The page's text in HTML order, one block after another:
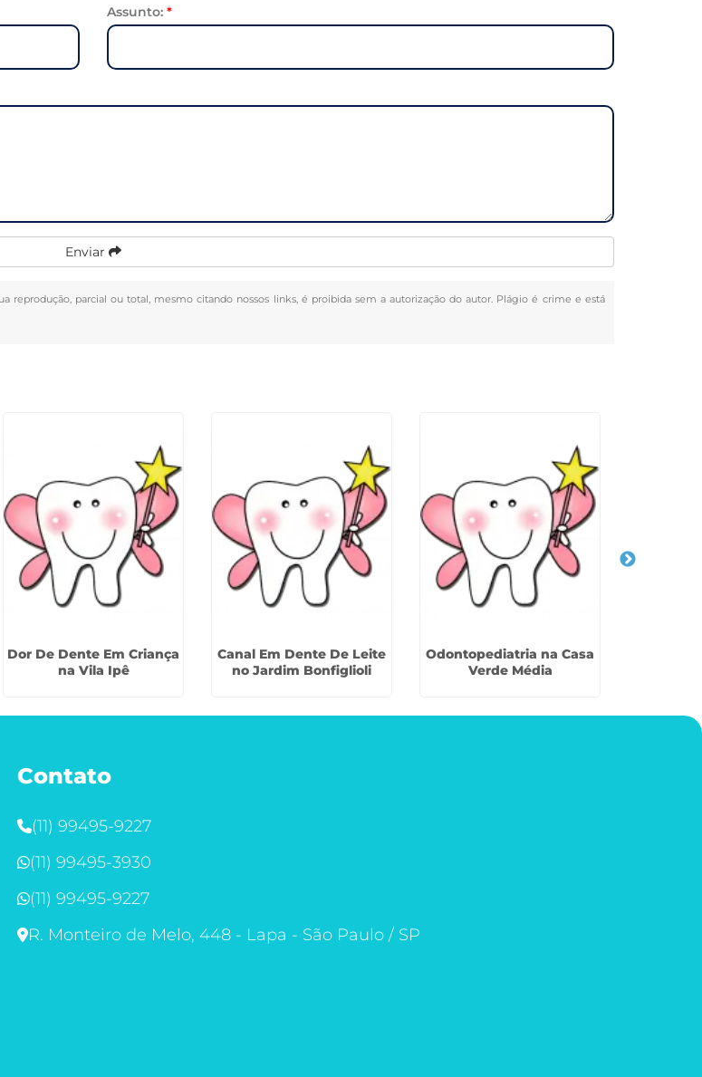
Assunto: *
Enviar
reprodução, parcial ou total, mesmo citando nossos links, é proibida sem a autorização do autor. Plágio é crime e está
Dor De Dente Em Criança
na Vila Ipê
Canal Em Dente De Leite
no Jardim Bonfiglioli
Odontopediatria na Casa
Verde Média
Contato
(11) 99495-9227
(11) 99495-3930
(11) 99495-9227
R. Monteiro de Melo, 448 - Lapa - São Paulo / SP